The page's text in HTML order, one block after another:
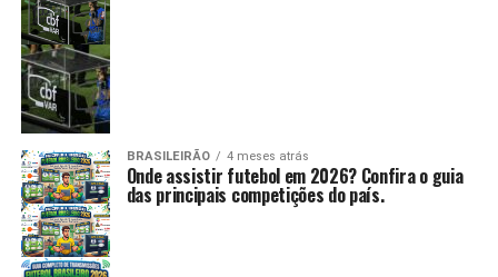
BRASILEIRÃO 4 meses atrás
Onde assistir futebol em 2026? Confira o guia
das principais competições do país.